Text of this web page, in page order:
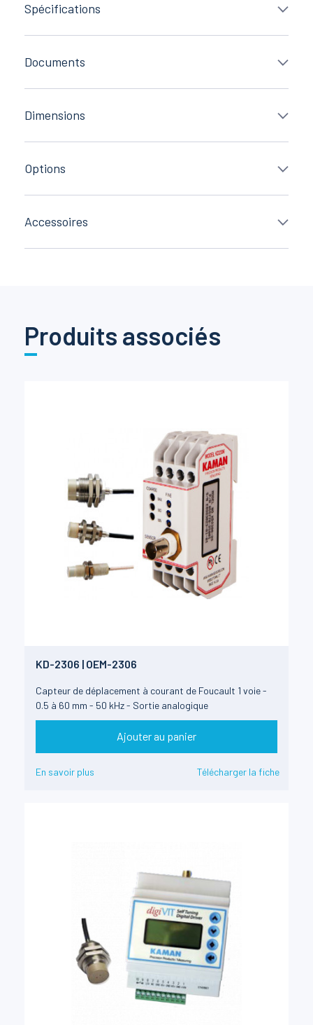
Spécifications
Documents
Dimensions
Options
Accessoires
Produits associés
KD-2306 | OEM-2306
Capteur de déplacement à courant de Foucault 1 voie -
0.5 à 60 mm - 50 kHz - Sortie analogique
Ajouter au panier
En savoir plus Télécharger la fiche